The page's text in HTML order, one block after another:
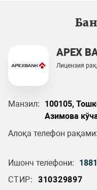
APEX
Лицензия
Манзил:
100105,
Азимова
Алоқа телефон рақами:
Ишонч телефони:
1881
СТИР:
310329897